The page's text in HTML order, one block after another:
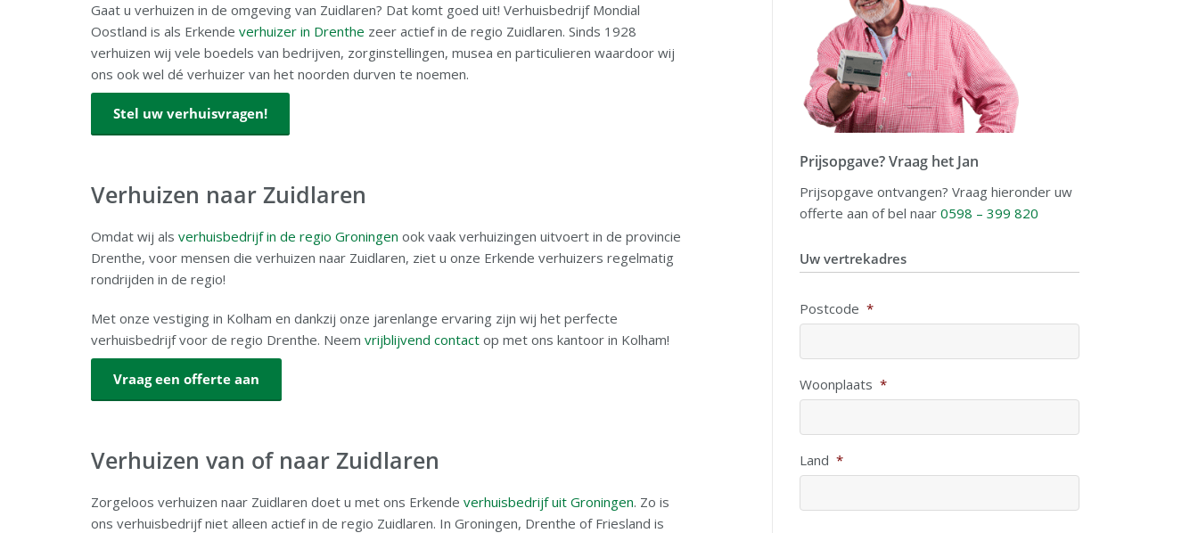
Gaat u verhuizen in de omgeving van Zuidlaren? Dat komt goed uit! Verhuisbedrijf Mondial
Oostland is als Erkende verhuizer in Drenthe zeer actief in de regio Zuidlaren. Sinds 1928
verhuizen wij vele boedels van bedrijven, zorginstellingen, musea en particulieren waardoor wij
ons ook wel dé verhuizer van het noorden durven te noemen.
Stel uw verhuisvragen!
Verhuizen naar Zuidlaren
Omdat wij als verhuisbedrijf in de regio Groningen ook vaak verhuizingen uitvoert in de provincie
Drenthe, voor mensen die verhuizen naar Zuidlaren, ziet u onze Erkende verhuizers regelmatig
rondrijden in de regio!
Met onze vestiging in Kolham en dankzij onze jarenlange ervaring zijn wij het perfecte
verhuisbedrijf voor de regio Drenthe. Neem vrijblijvend contact op met ons kantoor in Kolham!
Vraag een offerte aan
Verhuizen van of naar Zuidlaren
Zorgeloos verhuizen naar Zuidlaren doet u met ons Erkende verhuisbedrijf uit Groningen. Zo is
ons verhuisbedrijf niet alleen actief in de regio Zuidlaren. In Groningen, Drenthe of Friesland is
Prijsopgave? Vraag het Jan
Prijsopgave ontvangen? Vraag hieronder uw
offerte aan of bel naar 0598 – 399 820
Uw vertrekadres
Postcode *
Woonplaats *
Land *